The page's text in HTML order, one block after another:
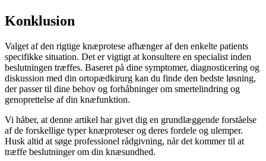
Konklusion
Valget af den rigtige knæprotese afhænger af den enkelte patients
specifikke situation. Det er vigtigt at konsultere en specialist inden
beslutningen træffes. Baseret på dine symptomer, diagnosticering og
diskussion med din ortopædkirurg kan du finde den bedste løsning,
der passer til dine behov og forhåbninger om smertelindring og
genoprettelse af din knæfunktion.
Vi håber, at denne artikel har givet dig en grundlæggende forståelse
af de forskellige typer knæproteser og deres fordele og ulemper.
Husk altid at søge professionel rådgivning, når det kommer til at
træffe beslutninger om din knæsundhed.